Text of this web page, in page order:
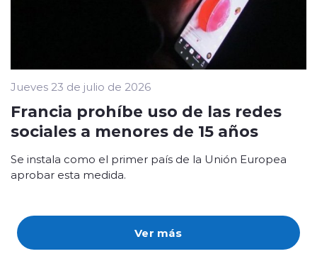
Ver más
Jueves 23 de julio de 2026
Francia prohíbe uso de las redes
sociales a menores de 15 años
Se instala como el primer país de la Unión Europea
aprobar esta medida.